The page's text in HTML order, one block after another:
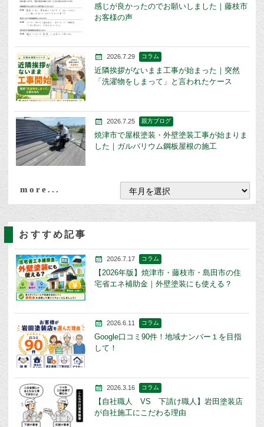
感じが良かったのでお願いしました｜藤枝市
お客様の声
2026.7.29 コラム
近隣挨拶がないまま工事が始まった｜突然
「洗濯物をしまって」と言われたケース
2026.7.25 親方ブログ
焼津市で屋根塗装・外壁塗装工事が始まりま
した｜ガルバリウム鋼板屋根の施工
more...
おすすめ記事
2026.7.17 コラム
【2026年版】焼津市・藤枝市・島田市の住
宅省エネ補助金｜外壁塗装にも使える？
2026.6.11 コラム
Google口コミ90件！地域ナンバー１を目指
して！
2026.3.16 コラム
【自社職人 VS 下請け職人】岩田塗装店
が自社施工にこだわる理由